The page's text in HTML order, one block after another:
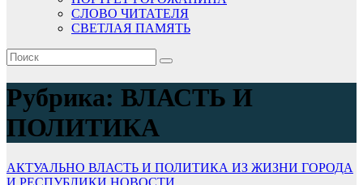
СЛОВО ЧИТАТЕЛЯ
СВЕТЛАЯ ПАМЯТЬ
Рубрика: ВЛАСТЬ И
ПОЛИТИКА
АКТУАЛЬНО ВЛАСТЬ И ПОЛИТИКА ИЗ ЖИЗНИ ГОРОДА
И РЕСПУБЛИКИ НОВОСТИ